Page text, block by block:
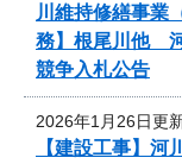
川維持修繕事業
務】根尾川他
競争入札公告
2026年1月26日更
【建設工事】